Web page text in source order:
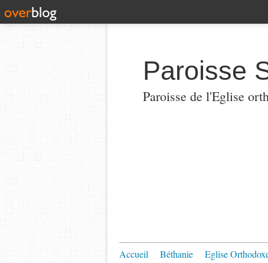
Paroisse
Paroisse de l'Eglise
Accueil Béthanie Eglise